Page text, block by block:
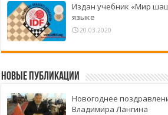
Издан учебник «Мир
языке
20.03.2020
Новые публикации
Новогоднее
Владимира Лангина